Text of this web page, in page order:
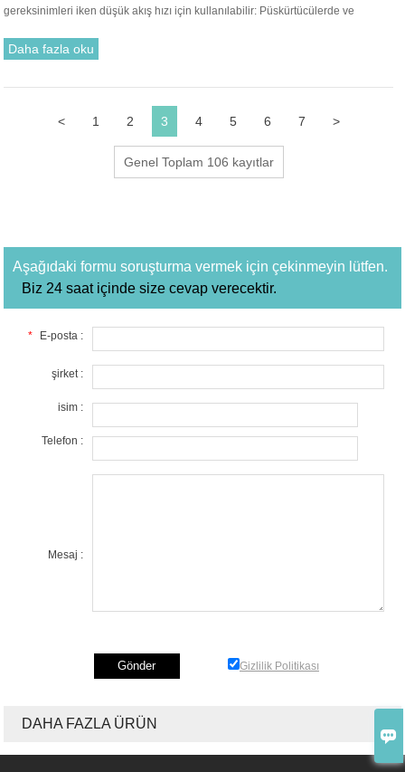

gereksinimleri iken düşük akış hızı için kullanılabilir: Püskürtücülerde ve
kimyasal ölçüm ve sıvı temini. Yiyecek, İçecek dolum ve transferi. Bu nedenle
Daha fazla oku
< 1 2 3 4 5 6 7 >
Genel Toplam 106 kayıtlar
Aşağıdaki formu soruşturma vermek için çekinmeyin lütfen.
Biz 24 saat içinde size cevap verecektir.
* E-posta :
şirket :
isim :
Telefon :
Mesaj :
Gizlilik Politikası
DAHA FAZLA ÜRÜN